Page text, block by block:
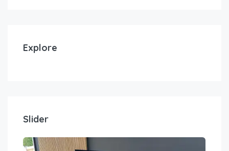
Explore
Slider